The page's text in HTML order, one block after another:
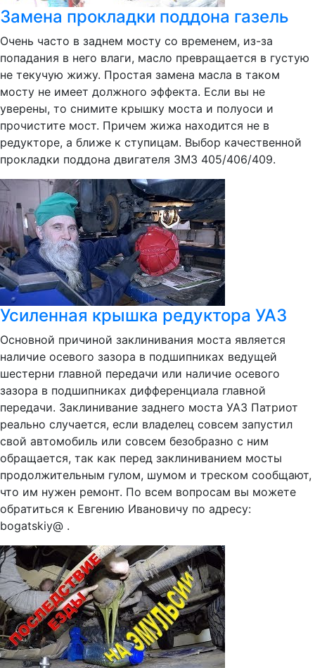
Замена прокладки поддона газель
Очень часто в заднем мосту со временем, из-за
попадания в него влаги, масло превращается в густую
не текучую жижу. Простая замена масла в таком
мосту не имеет должного эффекта. Если вы не
уверены, то снимите крышку моста и полуоси и
прочистите мост. Причем жижа находится не в
редукторе, а ближе к ступицам. Выбор качественной
прокладки поддона двигателя ЗМЗ 405/406/409.
Усиленная крышка редуктора УАЗ
Основной причиной заклинивания моста является
наличие осевого зазора в подшипниках ведущей
шестерни главной передачи или наличие осевого
зазора в подшипниках дифференциала главной
передачи. Заклинивание заднего моста УАЗ Патриот
реально случается, если владелец совсем запустил
свой автомобиль или совсем безобразно с ним
обращается, так как перед заклиниванием мосты
продолжительным гулом, шумом и треском сообщают,
что им нужен ремонт. По всем вопросам вы можете
обратиться к Евгению Ивановичу по адресу:
bogatskiy@ .